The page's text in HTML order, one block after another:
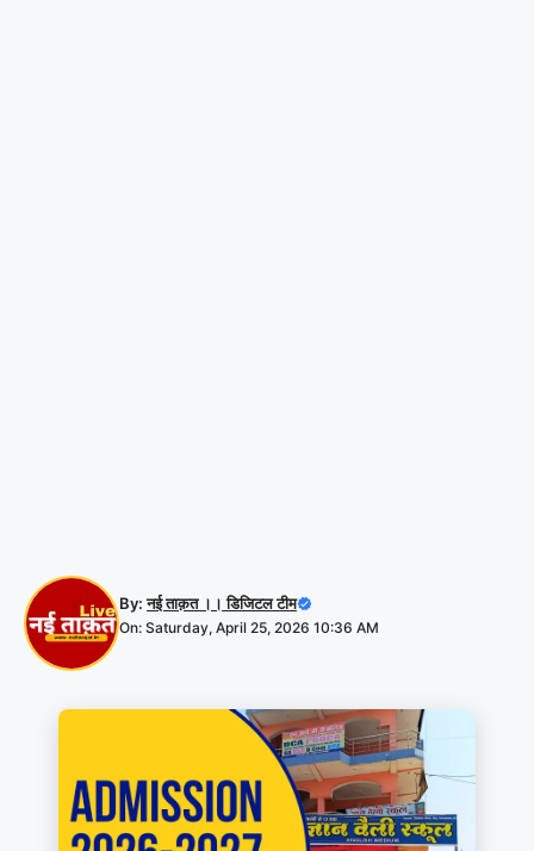
By:नई ताक़त ।। डिजिटल टीम
On: Saturday, April 25, 2026 10:36 AM